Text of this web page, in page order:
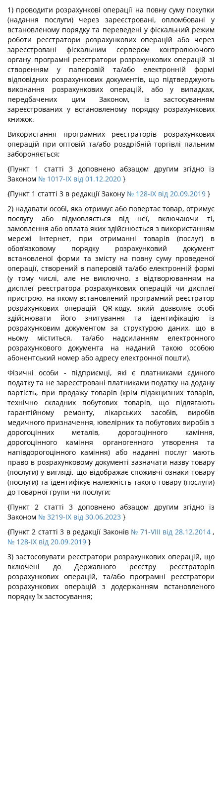
1) проводити розрахункові операції на повну суму покупки
(надання послуги) через зареєстровані, опломбовані у
встановленому порядку та переведені у фіскальний режим
роботи реєстратори розрахункових операцій або через
зареєстровані фіскальним сервером контролюючого
органу програмні реєстратори розрахункових операцій зі
створенням у паперовій та/або електронній формі
відповідних розрахункових документів, що підтверджують
виконання розрахункових операцій, або у випадках,
передбачених цим Законом, із застосуванням
зареєстрованих у встановленому порядку розрахункових
книжок.
Використання програмних реєстраторів розрахункових
операцій при оптовій та/або роздрібній торгівлі пальним
забороняється;
{Пункт 1 статті 3 доповнено абзацом другим згідно із
Законом № 1017-IX від 01.12.2020 }
{Пункт 1 статті 3 в редакції Закону № 128-IX від 20.09.2019 }
2) надавати особі, яка отримує або повертає товар, отримує
послугу або відмовляється від неї, включаючи ті,
замовлення або оплата яких здійснюється з використанням
мережі Інтернет, при отриманні товарів (послуг) в
обов’язковому порядку розрахунковий документ
встановленої форми та змісту на повну суму проведеної
операції, створений в паперовій та/або електронній формі
(у тому числі, але не виключно, з відтворюванням на
дисплеї реєстратора розрахункових операцій чи дисплеї
пристрою, на якому встановлений програмний реєстратор
розрахункових операцій QR-коду, який дозволяє особі
здійснювати його зчитування та ідентифікацію із
розрахунковим документом за структурою даних, що в
ньому міститься, та/або надсиланням електронного
розрахункового документа на наданий такою особою
абонентський номер або адресу електронної пошти).
Фізичні особи - підприємці, які є платниками єдиного
податку та не зареєстровані платниками податку на додану
вартість, при продажу товарів (крім підакцизних товарів,
технічно складних побутових товарів, що підлягають
гарантійному ремонту, лікарських засобів, виробів
медичного призначення, ювелірних та побутових виробів з
дорогоцінних металів, дорогоцінного каміння,
дорогоцінного каміння органогенного утворення та
напівдорогоцінного каміння) або наданні послуг мають
право в розрахунковому документі зазначати назву товару
(послуги) у вигляді, що відображає споживчі ознаки товару
(послуги) та ідентифікує належність такого товару (послуги)
до товарної групи чи послуги;
{Пункт 2 статті 3 доповнено абзацом другим згідно із
Законом № 3219-IX від 30.06.2023 }
{Пункт 2 статті 3 в редакції Законів № 71-VIII від 28.12.2014,
№ 128-IX від 20.09.2019 }
3) застосовувати реєстратори розрахункових операцій, що
включені до Державного реєстру реєстраторів
розрахункових операцій, та/або програмні реєстратори
розрахункових операцій з додержанням встановленого
порядку їх застосування;